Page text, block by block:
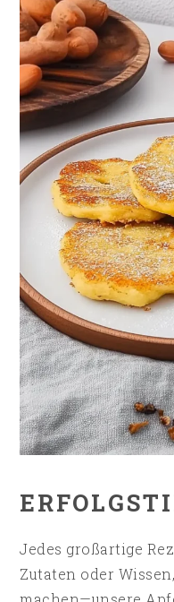
Jedes großartige
Zutaten oder